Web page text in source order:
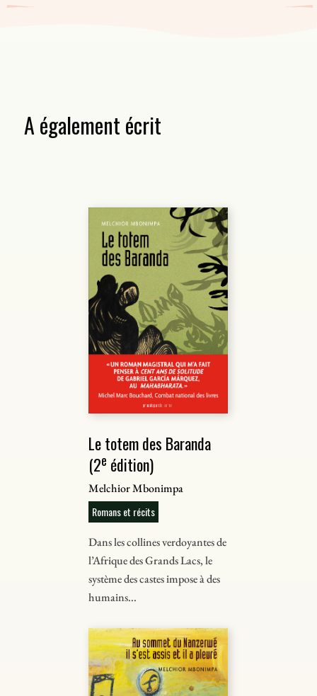
A également écrit
Le totem des Baranda
(2e édition)
Melchior Mbonimpa
Romans et récits
Dans les collines verdoyantes de
l’Afrique des Grands Lacs, le
système des castes impose à des
humains...